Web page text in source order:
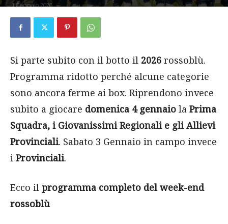
1 Gennaio 2026
Si parte subito con il botto il 2026 rossoblù.
Programma ridotto perché alcune categorie
sono ancora ferme ai box. Riprendono invece
subito a giocare domenica 4 gennaio la Prima
Squadra, i Giovanissimi Regionali e gli Allievi
Provinciali. Sabato 3 Gennaio in campo invece
i Provinciali.
Ecco il programma completo del week-end
rossoblù